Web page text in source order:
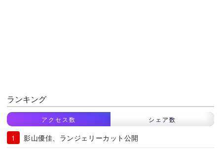
ランキング
アクセス数 シェア数
影山優佳、ランジェリーカット公開